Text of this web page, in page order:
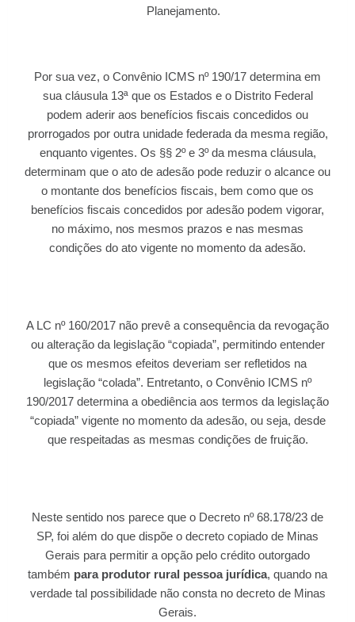
Planejamento.
Por sua vez, o Convênio ICMS nº 190/17 determina em
sua cláusula 13ª que os Estados e o Distrito Federal
podem aderir aos benefícios fiscais concedidos ou
prorrogados por outra unidade federada da mesma região,
enquanto vigentes. Os §§ 2º e 3º da mesma cláusula,
determinam que o ato de adesão pode reduzir o alcance ou
o montante dos benefícios fiscais, bem como que os
benefícios fiscais concedidos por adesão podem vigorar,
no máximo, nos mesmos prazos e nas mesmas
condições do ato vigente no momento da adesão.
A LC nº 160/2017 não prevê a consequência da revogação
ou alteração da legislação “copiada”, permitindo entender
que os mesmos efeitos deveriam ser refletidos na
legislação “colada”. Entretanto, o Convênio ICMS nº
190/2017 determina a obediência aos termos da legislação
“copiada” vigente no momento da adesão, ou seja, desde
que respeitadas as mesmas condições de fruição.
Neste sentido nos parece que o Decreto nº 68.178/23 de
SP, foi além do que dispõe o decreto copiado de Minas
Gerais para permitir a opção pelo crédito outorgado
também para produtor rural pessoa jurídica, quando na
verdade tal possibilidade não consta no decreto de Minas
Gerais.